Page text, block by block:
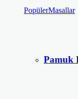
PopülerMasallar
Pamuk